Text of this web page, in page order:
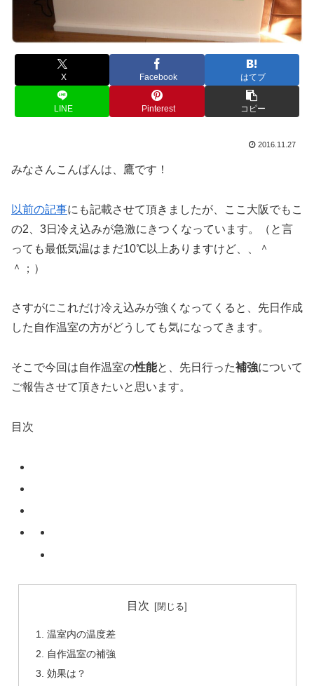
X Facebook はてブ
LINE Pinterest コピー
2016.11.27
みなさんこんばんは、鷹です！
以前の記事にも記載させて頂きましたが、ここ大阪でもこ
の2、3日冷え込みが急激にきつくなっています。（と言
っても最低気温はまだ10℃以上ありますけど、、＾
＾；）
さすがにこれだけ冷え込みが強くなってくると、先日作成
した自作温室の方がどうしても気になってきます。
そこで今回は自作温室の性能と、先日行った補強について
ご報告させて頂きたいと思います。
目次
目次
温室内の温度差
自作温室の補強
効果は？